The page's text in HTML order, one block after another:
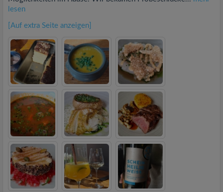
lesen
[Auf extra Seite anzeigen]